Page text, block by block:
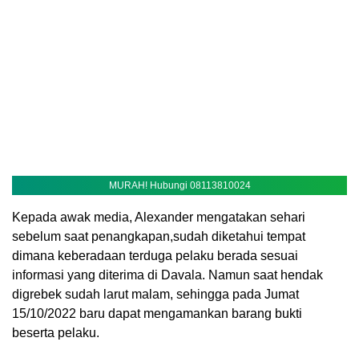
MURAH! Hubungi 08113810024
Kepada awak media, Alexander mengatakan sehari
sebelum saat penangkapan,sudah diketahui tempat
dimana keberadaan terduga pelaku berada sesuai
informasi yang diterima di Davala. Namun saat hendak
digrebek sudah larut malam, sehingga pada Jumat
15/10/2022 baru dapat mengamankan barang bukti
beserta pelaku.